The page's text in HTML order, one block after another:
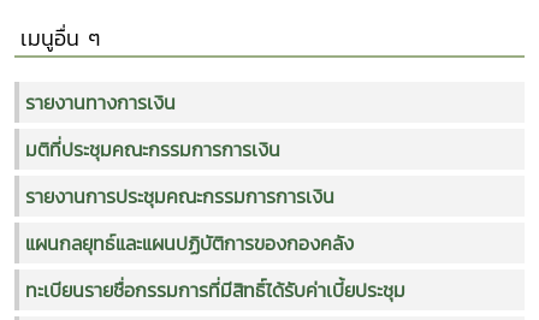
เมนูอื่น ๆ
รายงานทางการเงิน
มติที่ประชุมคณะกรรมการการเงิน
รายงานการประชุมคณะกรรมการการเงิน
แผนกลยุทธ์และแผนปฏิบัติการของกองคลัง
ทะเบียนรายชื่อกรรมการที่มีสิทธิ์ได้รับค่าเบี้ยประชุม